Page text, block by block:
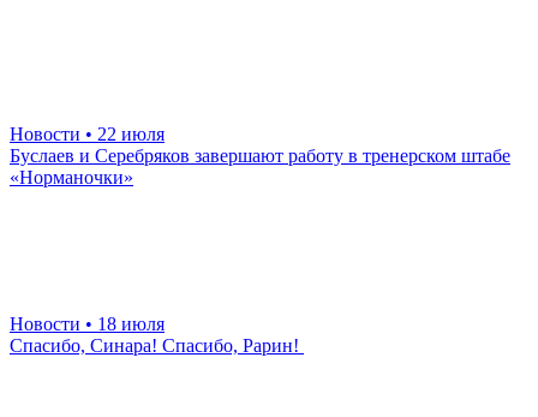
Новости • 22 июля
Буслаев и Серебряков завершают работу в тренерском штабе
«Норманочки»
Новости • 18 июля
Спасибо, Синара! Спасибо, Рарин!